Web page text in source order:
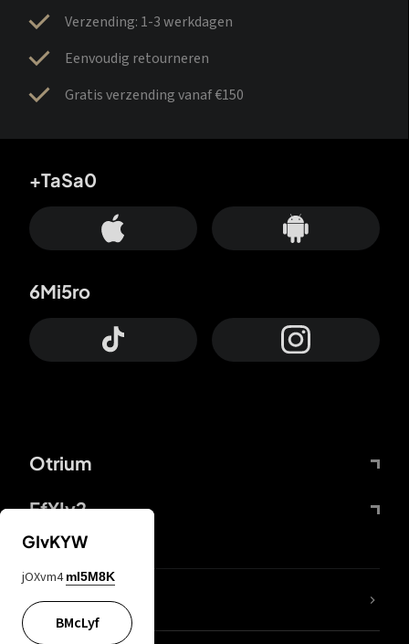
Verzending: 1-3 werkdagen
Eenvoudig retourneren
Gratis verzending vanaf €150
Otrium
FfYIy2
+TaSa0
6Mi5ro
ZbBJcb
GIvKYW
jOXvm4 mI5M8K
BMcLyf